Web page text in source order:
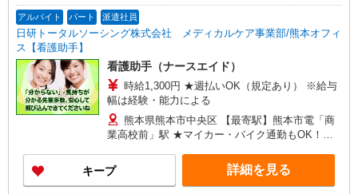
アルバイト パート 派遣社員
日研トータルソーシング株式会社 メディカルケア事業部/熊本オフィ
ス【看護助手】
看護助手（ナースエイド）
時給1,300円 ★週払いOK（規定あり） ※給与
幅は経験・能力による
熊本県熊本市中央区 【最寄駅】熊本市電「商
業高校前」駅 ★マイカー・バイク通勤もOK！
キープ 詳細を見る